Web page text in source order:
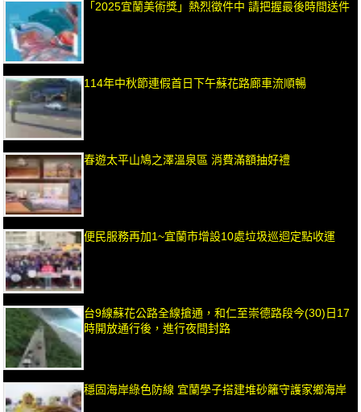
「2025宜蘭美術獎」熱烈徵件中 請把握最後時間送件
114年中秋節連假首日下午蘇花路廊車流順暢
春遊太平山鳩之澤溫泉區 消費滿額抽好禮
便民服務再加1~宜蘭市增設10處垃圾巡迴定點收運
台9線蘇花公路全線搶通，和仁至崇德路段今(30)日17
時開放通行後，進行夜間封路
穩固海岸綠色防線 宜蘭學子搭建堆砂籬守護家鄉海岸